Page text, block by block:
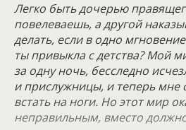
Легко быть дочерью
повелеваешь, а другой
делать, если в одно
ты привыкла с детства? Мой
за одну ночь, бесследно
и прислужницы, и теперь мне
встать на ноги. Но этот мир
неправильным, вместо